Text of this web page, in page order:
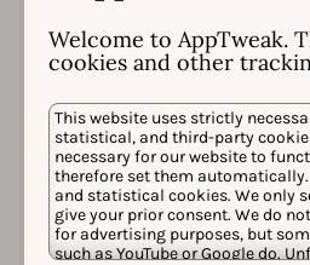
Welcome to AppTweak.
cookies and other
This website uses strictly
statistical, and third-party
necessary for our website to
therefore set them automatically.
and statistical cookies. We only
give your prior consent. We do
for advertising purposes, but
such as YouTube or Google do.
度。（附带案例！）
对创建 App 内活
详细描述
通过最佳实践和专家建议，
您的 App 内活动以取得成功